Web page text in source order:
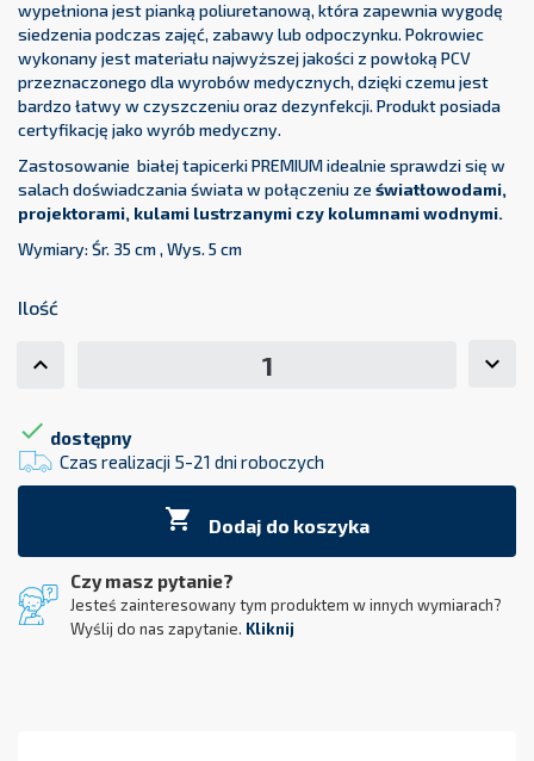
wypełniona jest pianką poliuretanową, która zapewnia wygodę
siedzenia podczas zajęć, zabawy lub odpoczynku. Pokrowiec
wykonany jest materiału najwyższej jakości z powłoką PCV
przeznaczonego dla wyrobów medycznych, dzięki czemu jest
bardzo łatwy w czyszczeniu oraz dezynfekcji. Produkt posiada
certyfikację jako wyrób medyczny.
Zastosowanie białej tapicerki PREMIUM idealnie sprawdzi się w
salach doświadczania świata w połączeniu ze światłowodami,
projektorami, kulami lustrzanymi czy kolumnami wodnymi.
Wymiary: Śr. 35 cm , Wys. 5 cm
Ilość
 dostępny
Czas realizacji 5-21 dni roboczych
 Dodaj do koszyka
Czy masz pytanie?
Jesteś zainteresowany tym produktem w innych wymiarach?
Wyślij do nas zapytanie. Kliknij